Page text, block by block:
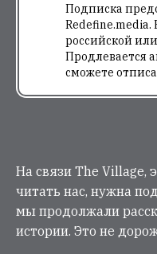
Подписка
российской
Продлевается
сможете
На связи The Village,
читать нас, нужна
мы продолжали
истории. Это не